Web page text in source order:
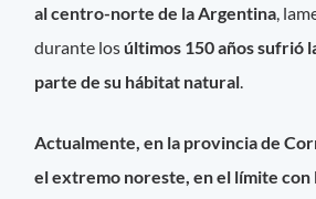
al centro-norte de la Argentina,
durante los últimos 150 años sufrió
parte de su hábitat natural.
Actualmente, en la provincia de
el extremo noreste, en el límite con